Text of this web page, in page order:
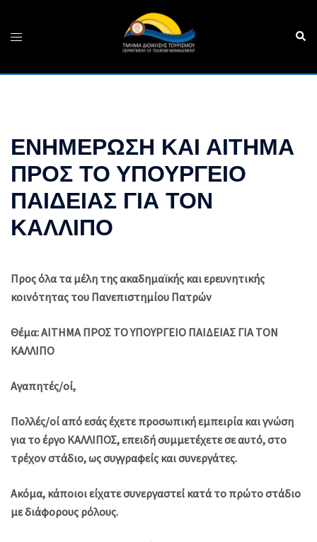
content
Toggle
ΕΝΗΜΕΡΩΣΗ ΚΑΙ ΑΙΤΗΜΑ
ΠΡΟΣ ΤΟ ΥΠΟΥΡΓΕΙΟ
ΠΑΙΔΕΙΑΣ ΓΙΑ ΤΟΝ
ΚΑΛΛΙΠΟ
Προς όλα τα μέλη της ακαδημαϊκής και ερευνητικής
κοινότητας του Πανεπιστημίου Πατρών
Θέμα: ΑΙΤΗΜΑ ΠΡΟΣ ΤΟ ΥΠΟΥΡΓΕΙΟ ΠΑΙΔΕΙΑΣ ΓΙΑ ΤΟΝ
ΚΑΛΛΙΠΟ
Αγαπητές/οί,
Πολλές/οί από εσάς έχετε προσωπική εμπειρία και γνώση
για το έργο ΚΑΛΛΙΠΟΣ, επειδή συμμετέχετε σε αυτό, στο
τρέχον στάδιο, ως συγγραφείς και συνεργάτες.
Ακόμα, κάποιοι είχατε συνεργαστεί κατά το πρώτο στάδιο
με διάφορους ρόλους.